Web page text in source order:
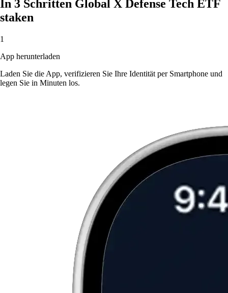
In 3 Schritten Global X Defense Tech ETF
staken
1
App herunterladen
Laden Sie die App, verifizieren Sie Ihre Identität per Smartphone und
legen Sie in Minuten los.